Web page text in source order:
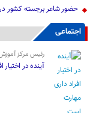
حضور شاعر برجسته کشور در
اجتماعی
رئیس مرکز آموزش
آینده در